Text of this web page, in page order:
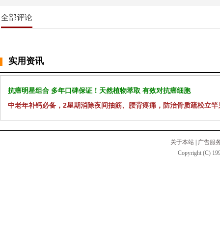
全部评论
实用资讯
抗癌明星组合 多年口碑保证！天然植物萃取 有效对抗癌细胞
中老年补钙必备，2星期消除夜间抽筋、腰背疼痛，防治骨质疏松立竿
关于本站
广告服
Copyright (C)